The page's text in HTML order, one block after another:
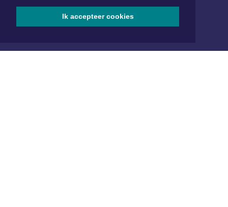
Ik accepteer cookies
Aanmelden
ONLINE DAGBLADEN